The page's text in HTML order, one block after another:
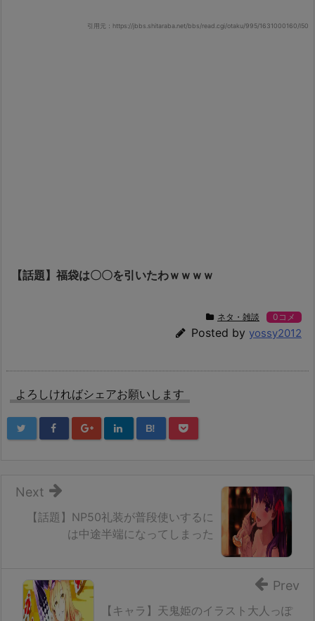
引用元：https://jbbs.shitaraba.net/bbs/read.cgi/otaku/995/1631000160/l50
【話題】福袋は〇〇を引いたわｗｗｗｗ
ネタ・雑談 0コメ
Posted by yossy2012
よろしければシェアお願いします
B!
【話題】NP50礼装が普段使いするに
は中途半端になってしまった
Next
【キャラ】天鬼姫のイラスト大人っぽ
Prev